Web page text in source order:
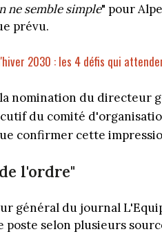
ne semble simple" pour
prévu.
2030 : les 4 défis qui
nomination du directeur
du comité
confirmer cette
l'ordre"
général du journal
poste selon plusieurs